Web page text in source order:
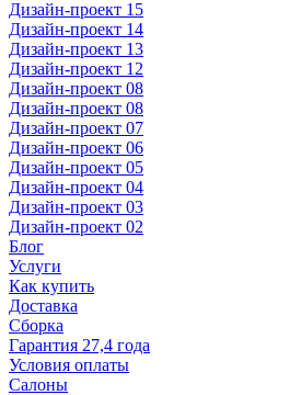
Дизайн-проект 15
Дизайн-проект 14
Дизайн-проект 13
Дизайн-проект 12
Дизайн-проект 08
Дизайн-проект 08
Дизайн-проект 07
Дизайн-проект 06
Дизайн-проект 05
Дизайн-проект 04
Дизайн-проект 03
Дизайн-проект 02
Блог
Услуги
Как купить
Доставка
Сборка
Гарантия 27,4 года
Условия оплаты
Салоны